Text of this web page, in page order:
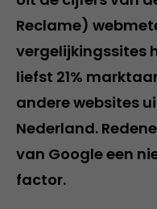
Reclame)
vergelijkingssites
liefst 21%
andere websites
Nederland.
van Google een
factor.